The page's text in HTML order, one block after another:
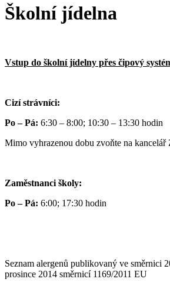
Školní jídelna
Vstup do školní jídelny přes čipový
Cizí strávníci:
Po – Pá: 6:30 – 8:00; 10:30 – 13:30 hodin
Mimo vyhrazenou dobu zvoňte na kancelář
Zaměstnanci školy:
Po – Pá: 6:00; 17:30 hodin
Seznam alergenů publikovaný ve směrnici
prosince 2014 směrnicí 1169/2011 EU